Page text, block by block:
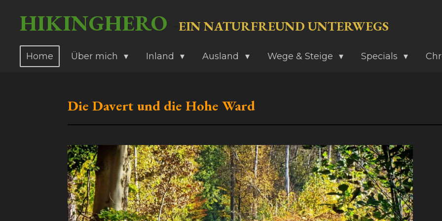
Hauptinhalt
springen
HIKINGHERO EIN NATURFREUND UNTERWEGS
Home Über mich Inland Ausland Wege & Steige Specials
Die Davert und die Hohe Ward